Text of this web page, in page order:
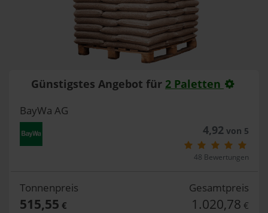
Günstigstes Angebot für 2 Paletten
BayWa AG
4,92von 5
48 Bewertungen
Tonnenpreis
515,55 €
Gesamtpreis
1.020,78 €